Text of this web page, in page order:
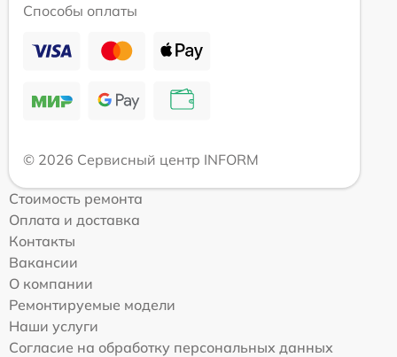
Способы оплаты
© 2026 Сервисный центр INFORM
Стоимость ремонта
Оплата и доставка
Контакты
Вакансии
О компании
Ремонтируемые модели
Наши услуги
Согласие на обработку персональных данных